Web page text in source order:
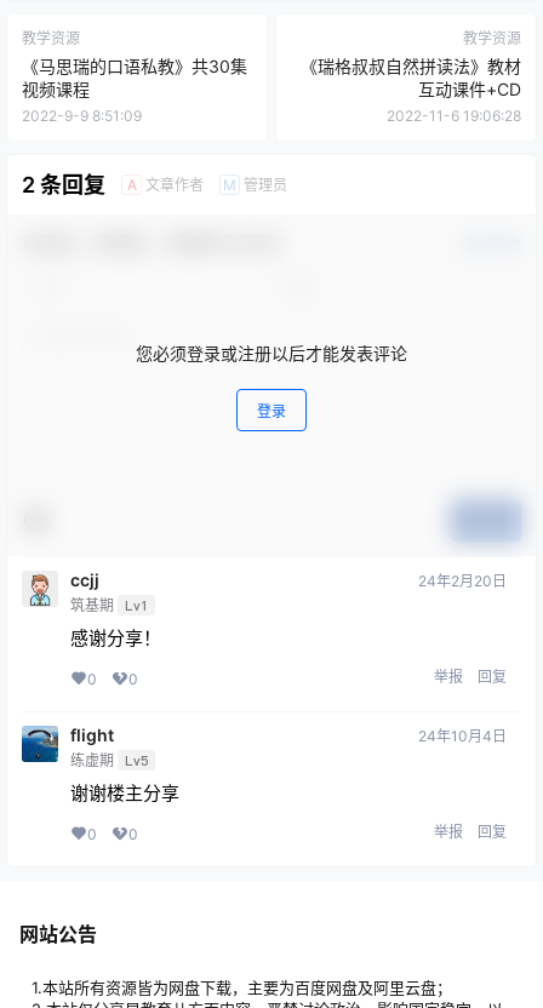
教学资源
《马思瑞的口语私教》共30集
视频课程
2022-9-9 8:51:09
教学资源
《瑞格叔叔自然拼读法》教材
互动课件+CD
2022-11-6 19:06:28
2 条回复 A 文章作者 M 管理员
您必须登录或注册以后才能发表评论
登录
ccjj
筑基期 Lv1
24年2月20日
感谢分享！
0 0 举报 回复
flight
练虚期 Lv5
24年10月4日
谢谢楼主分享
0 0 举报 回复
网站公告
1.本站所有资源皆为网盘下载，主要为百度网盘及阿里云盘；